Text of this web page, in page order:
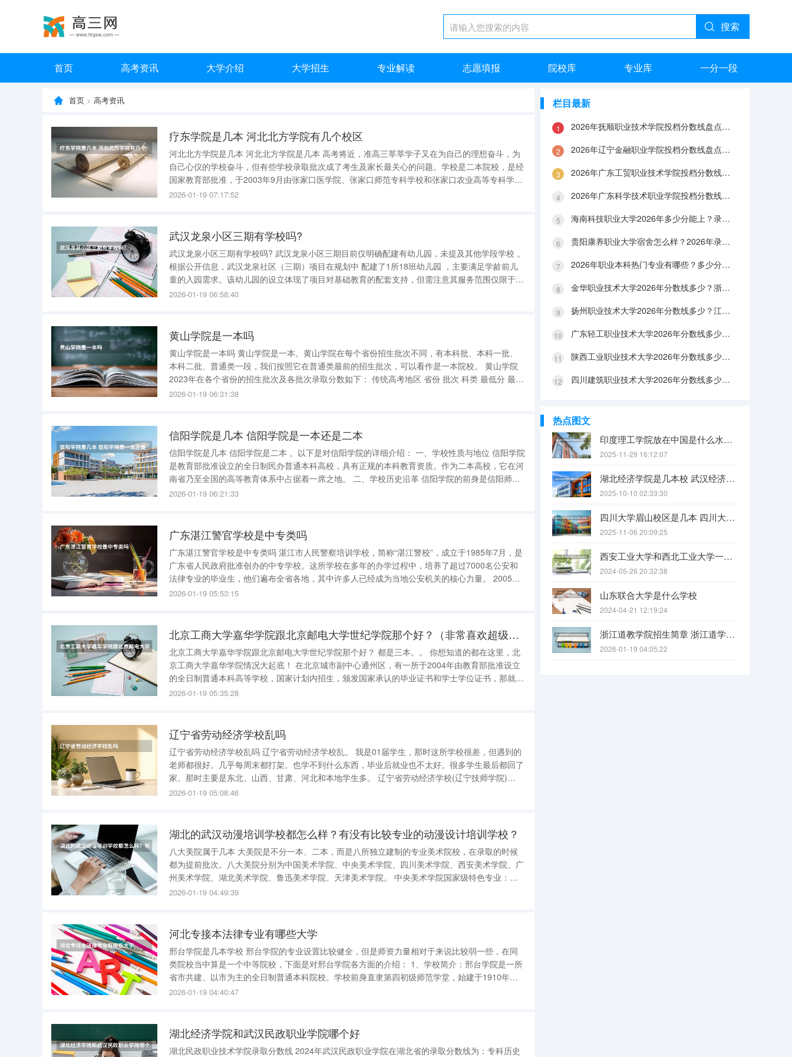
搜索
首页 高考资讯 大学介绍 大学招生 专业解读 志愿填报 院校库 专业库 一分一段
首页 > 高考资讯
疗东学院是几本 河北北方学院有几个校区
河北北方学院是几本 河北北方学院是几本 高考将近，准高三莘莘学子又在为自己的理想奋斗，为
自己心仪的学校奋斗，但有些学校录取批次成了考生及家长最关心的问题。学校是二本院校，是经
国家教育部批准，于2003年9月由张家口医学院、张家口师范专科学校和张家口农业高等专科学校
三所省属高校合并组建而成。学校现有校本部（钻石南路11号）、东校区、南校区和北校区四个校
2026-01-19 07:17:52
武汉龙泉小区三期有学校吗?
武汉龙泉小区三期有学校吗? 武汉龙泉小区三期目前仅明确配建有幼儿园，未提及其他学段学校 。
根据公开信息，武汉龙泉社区（三期）项目在规划中 配建了1所18班幼儿园 ，主要满足学龄前儿
童的入园需求。该幼儿园的设立体现了项目对基础教育的配套支持，但需注意其服务范围仅限于学
前教育阶段。 关于小学、中学等义务教育阶段学校，目前 未在官方信息或项目规划中明确提及 。
2026-01-19 06:58:40
黄山学院是一本吗
黄山学院是一本吗 黄山学院是一本。黄山学院在每个省份招生批次不同，有本科批、本科一批、
本科二批、普通类一段，我们按照它在普通类最前的招生批次，可以看作是一本院校。 黄山学院
2023年在各个省份的招生批次及各批次录取分数如下： 传统高考地区 省份 批次 科类 最低分 最低
2026-01-19 06:31:38
信阳学院是几本 信阳学院是一本还是二本
信阳学院是几本 信阳学院是二本 。以下是对信阳学院的详细介绍： 一、学校性质与地位 信阳学院
是教育部批准设立的全日制民办普通本科高校，具有正规的本科教育资质。作为二本高校，它在河
南省乃至全国的高等教育体系中占据着一席之地。 二、学校历史沿革 信阳学院的前身是信阳师范
学院华锐学院，创办于2003年。经过多年的发展，该校在2016年经教育部批准转设为全日制民办
2026-01-19 06:21:33
广东湛江警官学校是中专类吗
广东湛江警官学校是中专类吗 湛江市人民警察培训学校，简称“湛江警校”，成立于1985年7月，是
广东省人民政府批准创办的中专学校。这所学校在多年的办学过程中，培养了超过7000名公安和
法律专业的毕业生，他们遍布全省各地，其中许多人已经成为当地公安机关的核心力量。 2005
年，学校进行了改制，更名为湛江市人民警察培训学校。自改制以来，学校已经为湛江公安系统培
2026-01-19 05:53:15
北京工商大学嘉华学院跟北京邮电大学世纪学院那个好？（非常喜欢超级邮轮学院的实话实说：海乘工作不一定等于环游世界！）
北京工商大学嘉华学院跟北京邮电大学世纪学院那个好？ 都是三本。。 你想知道的都在这里，北
京工商大学嘉华学院情况大起底！ 在北京城市副中心通州区，有一所于2004年由教育部批准设立
的全日制普通本科高等学校，国家计划内招生，颁发国家承认的毕业证书和学士学位证书，那就是
我的母校——北京工商大学嘉华学院。今天我就和大家唠一唠我这个母校。 提及高校当然要从她
2026-01-19 05:35:28
辽宁省劳动经济学校乱吗
辽宁省劳动经济学校乱吗 辽宁省劳动经济学校乱。 我是01届学生，那时这所学校很差，但遇到的
老师都很好。几乎每周末都打架。也学不到什么东西，毕业后就业也不太好。很多学生最后都回了
家。那时主要是东北、山西、甘肃、河北和本地学生多。 辽宁省劳动经济学校(辽宁技师学院)
是“国家中等职业教育改革发展示范校”和“国家高技能人才培训基地”重点建设的中等职业学校，隶
2026-01-19 05:08:46
湖北的武汉动漫培训学校都怎么样？有没有比较专业的动漫设计培训学校？
八大美院属于几本 大美院是不分一本、二本，而是八所独立建制的专业美术院校，在录取的时候
都为提前批次。八大美院分别为中国美术学院、中央美术学院、四川美术学院、西安美术学院、广
州美术学院、湖北美术学院、鲁迅美术学院、天津美术学院。 中央美术学院国家级特色专业：动
画、雕塑、中国画、美术学；中国美术学院国家重点学科：美术学；鲁迅美术学院特色专业：艺术
2026-01-19 04:49:39
河北专接本法律专业有哪些大学
邢台学院是几本学校 邢台学院的专业设置比较健全，但是师资力量相对于来说比较弱一些，在同
类院校当中算是一个中等院校，下面是对邢台学院各方面的介绍： 1、学校简介：邢台学院是一所
省市共建、以市为主的全日制普通本科院校。学校前身直隶第四初级师范学堂，始建于1910年，
至今已有109年历史，是河北省最早成立的四所师范之一。 成立初期的旧址部分仍保留在校园内，
2026-01-19 04:40:47
湖北经济学院和武汉民政职业学院哪个好
湖北民政职业技术学院录取分数线 2024年武汉民政职业学院在湖北省的录取分数线为：专科历史
栏目最新
2026年抚顺职业技术学院投档分数线盘点：录取分数、生活与就业指南
2026年辽宁金融职业学院投档分数线盘点：录取分数、生活与就业指南
2026年广东工贸职业技术学院投档分数线盘点：录取分数、生活与就业指南
2026年广东科学技术职业学院投档分数线盘点：录取分数、生活与就业指南
海南科技职业大学2026年多少分能上？录取分数线与生活成本解答
贵阳康养职业大学宿舍怎么样？2026年录取分数、费用及入学手续
2026年职业本科热门专业有哪些？多少分能上？绿牌专业有哪些？
金华职业技术大学2026年分数线多少？浙江考生563分能上吗？机械专业好就业吗？
扬州职业技术大学2026年分数线多少？江苏考生528分能上吗？医养照护好就业吗？
广东轻工职业技术大学2026年分数线多少？广东考生542分能上吗？
陕西工业职业技术大学2026年分数线多少？陕西考生355分能上吗？机械专业好就业吗？
四川建筑职业技术大学2026年分数线多少？四川考生510分能上吗？建筑专业好就业吗？
热点图文
印度理工学院放在中国是什么水平？
2025-11-29 16:12:07
湖北经济学院是几本校 武汉经济学院是几本
2025-10-10 02:33:30
四川大学眉山校区是几本 四川大学锦江学院是几本？咋样？
2025-11-06 20:09:25
西安工业大学和西北工业大学一样吗
2024-05-26 20:32:38
山东联合大学是什么学校
2024-04-21 12:19:24
浙江道教学院招生简章 浙江道学院报考条件要求
2026-01-19 04:05:22